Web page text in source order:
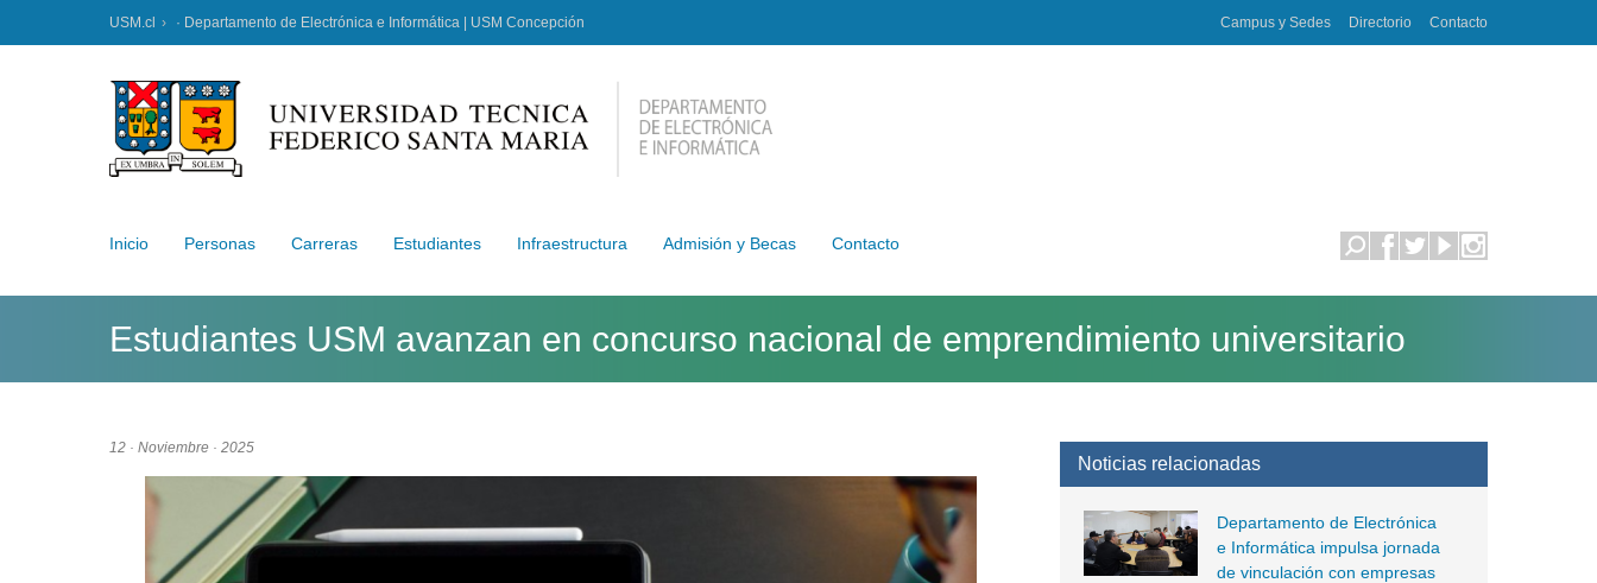
USM.cl · Departamento de Electrónica e Informática | USM Concepción Campus y Sedes Directorio Contacto
Inicio Personas Carreras Estudiantes Infraestructura Admisión y Becas Contacto
Estudiantes USM avanzan en concurso nacional de emprendimiento universitario
12 · Noviembre · 2025
Noticias relacionadas
Departamento de Electrónica
e Informática impulsa jornada
de vinculación con empresas